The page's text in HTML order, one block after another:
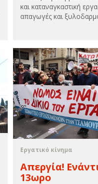
και καταναγκαστική
απαγωγές και
Εργατικό κίνημα
Απεργία!
13ωρο